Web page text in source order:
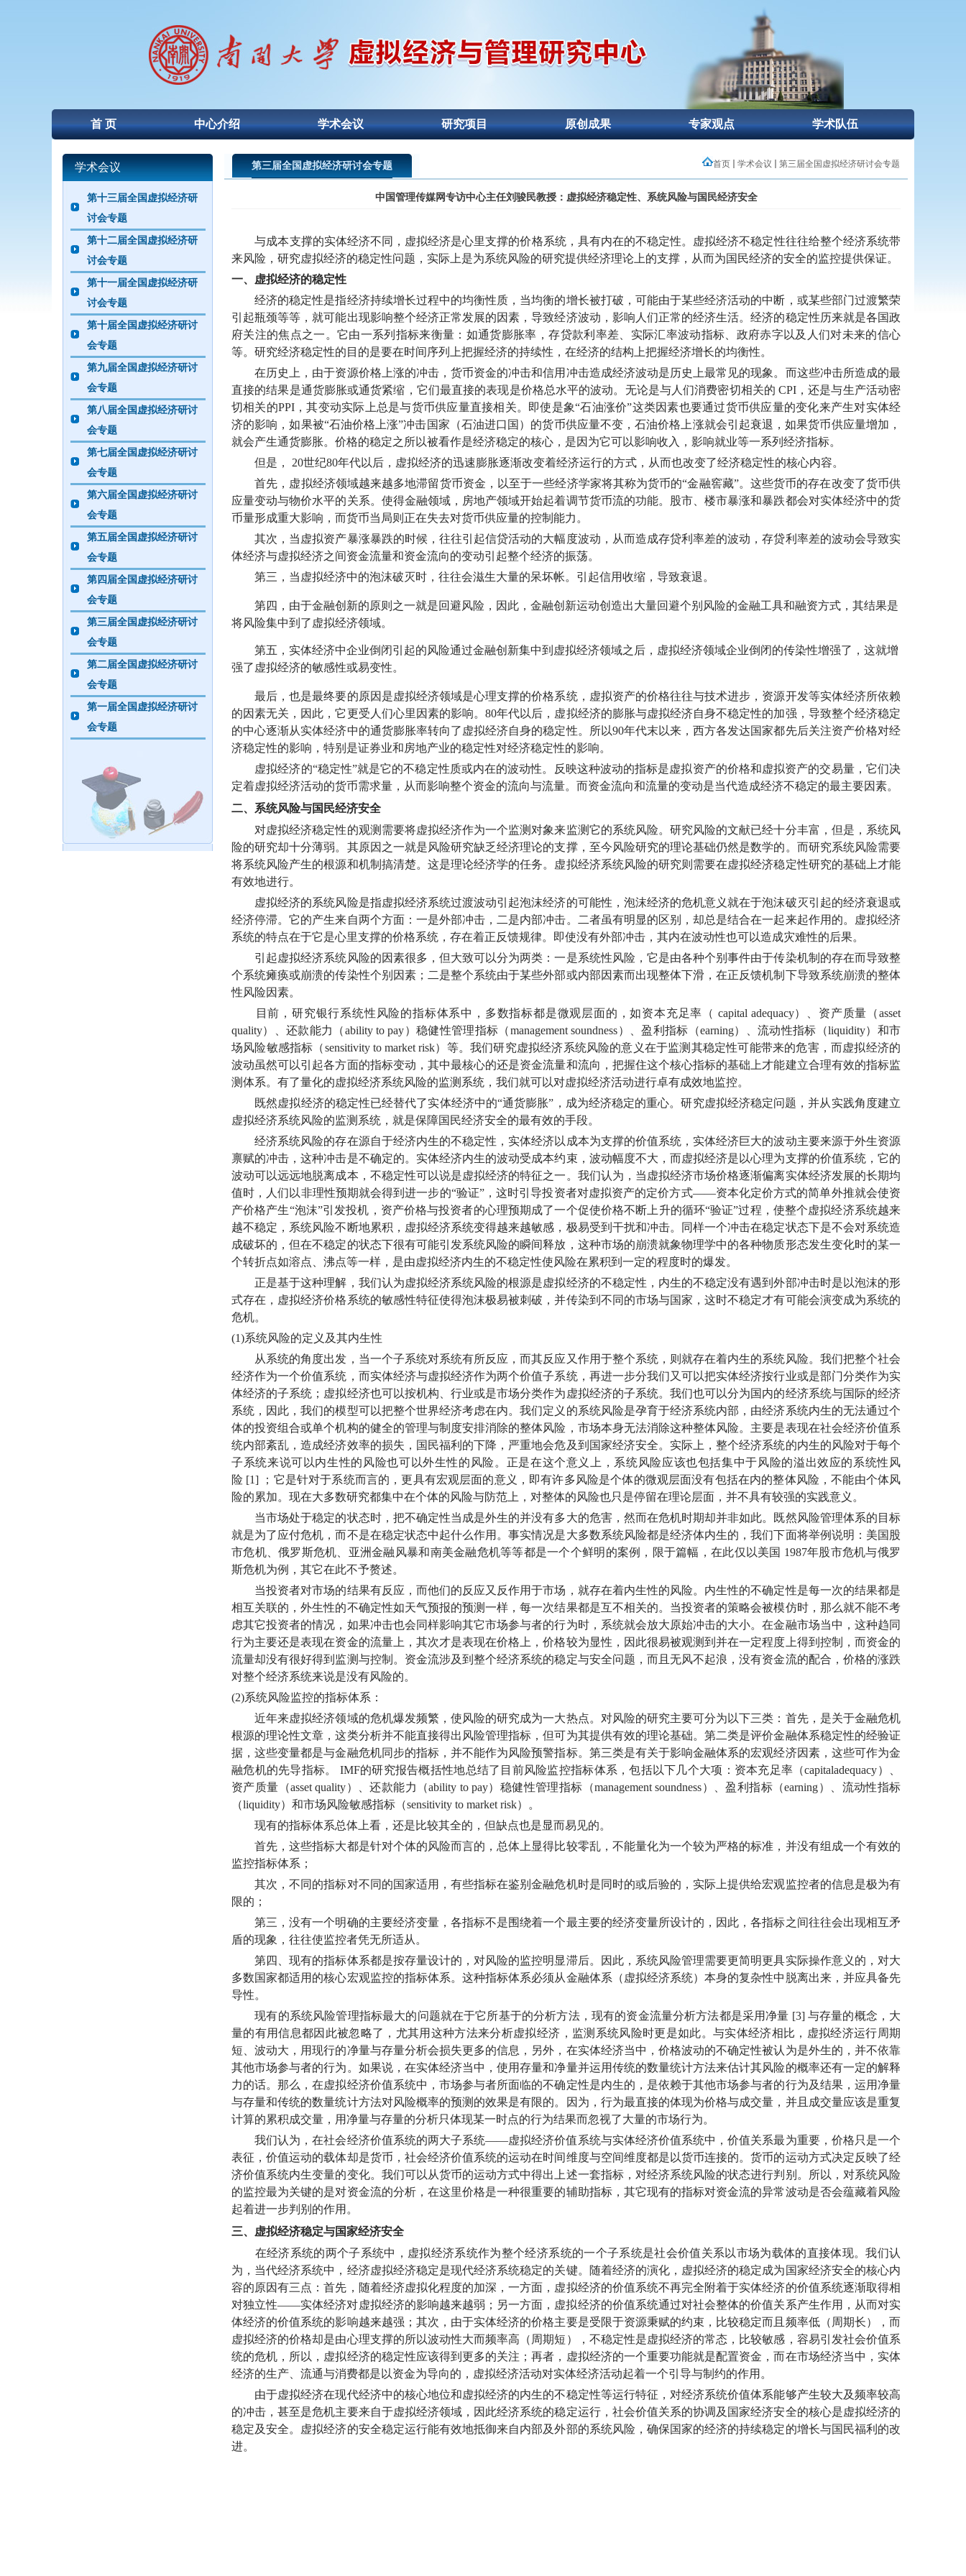
首 页 中心介绍 学术会议 研究项目 原创成果 专家观点 学术队伍
学术会议
第十三届全国虚拟经济研
讨会专题
第十二届全国虚拟经济研
讨会专题
第十一届全国虚拟经济研
讨会专题
第十届全国虚拟经济研讨
会专题
第九届全国虚拟经济研讨
会专题
第八届全国虚拟经济研讨
会专题
第七届全国虚拟经济研讨
会专题
第六届全国虚拟经济研讨
会专题
第五届全国虚拟经济研讨
会专题
第四届全国虚拟经济研讨
会专题
第三届全国虚拟经济研讨
会专题
第二届全国虚拟经济研讨
会专题
第一届全国虚拟经济研讨
会专题
第三届全国虚拟经济研讨会专题 首页 学术会议 第三届全国虚拟经济研讨会专题
中国管理传媒网专访中心主任刘骏民教授：虚拟经济稳定性、系统风险与国民经济安全
与成本支撑的实体经济不同，虚拟经济是心里支撑的价格系统，具有内在的不稳定性。虚拟经济不稳定性往往给整个经济系统带
来风险，研究虚拟经济的稳定性问题，实际上是为系统风险的研究提供经济理论上的支撑，从而为国民经济的安全的监控提供保证。
一、虚拟经济的稳定性
经济的稳定性是指经济持续增长过程中的均衡性质，当均衡的增长被打破，可能由于某些经济活动的中断，或某些部门过渡繁荣
引起瓶颈等等，就可能出现影响整个经济正常发展的因素，导致经济波动，影响人们正常的经济生活。经济的稳定性历来就是各国政
府关注的焦点之一。它由一系列指标来衡量：如通货膨胀率，存贷款利率差、实际汇率波动指标、政府赤字以及人们对未来的信心
等。研究经济稳定性的目的是要在时间序列上把握经济的持续性，在经济的结构上把握经济增长的均衡性。
在历史上，由于资源价格上涨的冲击，货币资金的冲击和信用冲击造成经济波动是历史上最常见的现象。而这些冲击所造成的最
直接的结果是通货膨胀或通货紧缩，它们最直接的表现是价格总水平的波动。无论是与人们消费密切相关的 CPI，还是与生产活动密
切相关的PPI，其变动实际上总是与货币供应量直接相关。即使是象“石油涨价”这类因素也要通过货币供应量的变化来产生对实体经
济的影响，如果被“石油价格上涨”冲击国家（石油进口国）的货币供应量不变，石油价格上涨就会引起衰退，如果货币供应量增加，
就会产生通货膨胀。价格的稳定之所以被看作是经济稳定的核心，是因为它可以影响收入，影响就业等一系列经济指标。
但是，
20世纪80年代以后，虚拟经济的迅速膨胀逐渐改变着经济运行的方式，从而也改变了经济稳定性的核心内容。
首先，虚拟经济领域越来越多地滞留货币资金，以至于一些经济学家将其称为货币的“金融窖藏”。这些货币的存在改变了货币供
应量变动与物价水平的关系。使得金融领域，房地产领域开始起着调节货币流的功能。股市、楼市暴涨和暴跌都会对实体经济中的货
币量形成重大影响，而货币当局则正在失去对货币供应量的控制能力。
其次，当虚拟资产暴涨暴跌的时候，往往引起信贷活动的大幅度波动，从而造成存贷利率差的波动，存贷利率差的波动会导致实
体经济与虚拟经济之间资金流量和资金流向的变动引起整个经济的振荡。
第三，当虚拟经济中的泡沫破灭时，往往会滋生大量的呆坏帐。引起信用收缩，导致衰退。
第四，由于金融创新的原则之一就是回避风险，因此，金融创新运动创造出大量回避个别风险的金融工具和融资方式，其结果是
将风险集中到了虚拟经济领域。
第五，实体经济中企业倒闭引起的风险通过金融创新集中到虚拟经济领域之后，虚拟经济领域企业倒闭的传染性增强了，这就增
强了虚拟经济的敏感性或易变性。
最后，也是最终要的原因是虚拟经济领域是心理支撑的价格系统，虚拟资产的价格往往与技术进步，资源开发等实体经济所依赖
的因素无关，因此，它更受人们心里因素的影响。80年代以后，虚拟经济的膨胀与虚拟经济自身不稳定性的加强，导致整个经济稳定
的中心逐渐从实体经济中的通货膨胀率转向了虚拟经济自身的稳定性。所以90年代末以来，西方各发达国家都先后关注资产价格对经
济稳定性的影响，特别是证券业和房地产业的稳定性对经济稳定性的影响。
虚拟经济的“稳定性”就是它的不稳定性质或内在的波动性。反映这种波动的指标是虚拟资产的价格和虚拟资产的交易量，它们决
定着虚拟经济活动的货币需求量，从而影响整个资金的流向与流量。而资金流向和流量的变动是当代造成经济不稳定的最主要因素。
二、系统风险与国民经济安全
对虚拟经济稳定性的观测需要将虚拟经济作为一个监测对象来监测它的系统风险。研究风险的文献已经十分丰富，但是，系统风
险的研究却十分薄弱。其原因之一就是风险研究缺乏经济理论的支撑，至今风险研究的理论基础仍然是数学的。而研究系统风险需要
将系统风险产生的根源和机制搞清楚。这是理论经济学的任务。虚拟经济系统风险的研究则需要在虚拟经济稳定性研究的基础上才能
有效地进行。
虚拟经济的系统风险是指虚拟经济系统过渡波动引起泡沫经济的可能性，泡沫经济的危机意义就在于泡沫破灭引起的经济衰退或
经济停滞。它的产生来自两个方面：一是外部冲击，二是内部冲击。二者虽有明显的区别，却总是结合在一起来起作用的。虚拟经济
系统的特点在于它是心里支撑的价格系统，存在着正反馈规律。即使没有外部冲击，其内在波动性也可以造成灾难性的后果。
引起虚拟经济系统风险的因素很多，但大致可以分为两类：一是系统性风险，它是由各种个别事件由于传染机制的存在而导致整
个系统瘫痪或崩溃的传染性个别因素；二是整个系统由于某些外部或内部因素而出现整体下滑，在正反馈机制下导致系统崩溃的整体
性风险因素。
目前，研究银行系统性风险的指标体系中，多数指标都是微观层面的，如资本充足率（ capital adequacy）、资产质量（asset
quality）、还款能力（ability to pay）稳健性管理指标（management soundness）、盈利指标（earning）、流动性指标（liquidity）和市
场风险敏感指标（sensitivity to market risk）等。我们研究虚拟经济系统风险的意义在于监测其稳定性可能带来的危害，而虚拟经济的
波动虽然可以引起各方面的指标变动，其中最核心的还是资金流量和流向，把握住这个核心指标的基础上才能建立合理有效的指标监
测体系。有了量化的虚拟经济系统风险的监测系统，我们就可以对虚拟经济活动进行卓有成效地监控。
既然虚拟经济的稳定性已经替代了实体经济中的“通货膨胀”，成为经济稳定的重心。研究虚拟经济稳定问题，并从实践角度建立
虚拟经济系统风险的监测系统，就是保障国民经济安全的最有效的手段。
经济系统风险的存在源自于经济内生的不稳定性，实体经济以成本为支撑的价值系统，实体经济巨大的波动主要来源于外生资源
禀赋的冲击，这种冲击是不确定的。实体经济内生的波动受成本约束，波动幅度不大，而虚拟经济是以心理为支撑的价值系统，它的
波动可以远远地脱离成本，不稳定性可以说是虚拟经济的特征之一。我们认为，当虚拟经济市场价格逐渐偏离实体经济发展的长期均
值时，人们以非理性预期就会得到进一步的“验证”，这时引导投资者对虚拟资产的定价方式——资本化定价方式的简单外推就会使资
产价格产生“泡沫”引发投机，资产价格与投资者的心理预期成了一个促使价格不断上升的循环“验证”过程，使整个虚拟经济系统越来
越不稳定，系统风险不断地累积，虚拟经济系统变得越来越敏感，极易受到干扰和冲击。同样一个冲击在稳定状态下是不会对系统造
成破坏的，但在不稳定的状态下很有可能引发系统风险的瞬间释放，这种市场的崩溃就象物理学中的各种物质形态发生变化时的某一
个转折点如溶点、沸点等一样，是由虚拟经济内生的不稳定性使风险在累积到一定的程度时的爆发。
正是基于这种理解，我们认为虚拟经济系统风险的根源是虚拟经济的不稳定性，内生的不稳定没有遇到外部冲击时是以泡沫的形
式存在，虚拟经济价格系统的敏感性特征使得泡沫极易被刺破，并传染到不同的市场与国家，这时不稳定才有可能会演变成为系统的
危机。
(1)系统风险的定义及其内生性
从系统的角度出发，当一个子系统对系统有所反应，而其反应又作用于整个系统，则就存在着内生的系统风险。我们把整个社会
经济作为一个价值系统，而实体经济与虚拟经济作为两个价值子系统，再进一步分我们又可以把实体经济按行业或是部门分类作为实
体经济的子系统；虚拟经济也可以按机构、行业或是市场分类作为虚拟经济的子系统。我们也可以分为国内的经济系统与国际的经济
系统，因此，我们的模型可以把整个世界经济考虑在内。我们定义的系统风险是孕育于经济系统内部，由经济系统内生的无法通过个
体的投资组合或单个机构的健全的管理与制度安排消除的整体风险，市场本身无法消除这种整体风险。主要是表现在社会经济价值系
统内部紊乱，造成经济效率的损失，国民福利的下降，严重地会危及到国家经济安全。实际上，整个经济系统的内生的风险对于每个
子系统来说可以内生性的风险也可以外生性的风险。正是在这个意义上，系统风险应该也包括集中于风险的溢出效应的系统性风
险 [1] ；它是针对于系统而言的，更具有宏观层面的意义，即有许多风险是个体的微观层面没有包括在内的整体风险，不能由个体风
险的累加。现在大多数研究都集中在个体的风险与防范上，对整体的风险也只是停留在理论层面，并不具有较强的实践意义。
当市场处于稳定的状态时，把不确定性当成是外生的并没有多大的危害，然而在危机时期却并非如此。既然风险管理体系的目标
就是为了应付危机，而不是在稳定状态中起什么作用。事实情况是大多数系统风险都是经济体内生的，我们下面将举例说明：美国股
市危机、俄罗斯危机、亚洲金融风暴和南美金融危机等等都是一个个鲜明的案例，限于篇幅，在此仅以美国 1987年股市危机与俄罗
斯危机为例，其它在此不予赘述。
当投资者对市场的结果有反应，而他们的反应又反作用于市场，就存在着内生性的风险。内生性的不确定性是每一次的结果都是
相互关联的，外生性的不确定性如天气预报的预测一样，每一次结果都是互不相关的。当投资者的策略会被模仿时，那么就不能不考
虑其它投资者的情况，如果冲击也会同样影响其它市场参与者的行为时，系统就会放大原始冲击的大小。在金融市场当中，这种趋同
行为主要还是表现在资金的流量上，其次才是表现在价格上，价格较为显性，因此很易被观测到并在一定程度上得到控制，而资金的
流量却没有很好得到监测与控制。资金流涉及到整个经济系统的稳定与安全问题，而且无风不起浪，没有资金流的配合，价格的涨跌
对整个经济系统来说是没有风险的。
(2)系统风险监控的指标体系：
近年来虚拟经济领域的危机爆发频繁，使风险的研究成为一大热点。对风险的研究主要可分为以下三类：首先，是关于金融危机
根源的理论性文章，这类分析并不能直接得出风险管理指标，但可为其提供有效的理论基础。第二类是评价金融体系稳定性的经验证
据，这些变量都是与金融危机同步的指标，并不能作为风险预警指标。第三类是有关于影响金融体系的宏观经济因素，这些可作为金
融危机的先导指标。
IMF的研究报告概括性地总结了目前风险监控指标体系，包括以下几个大项：资本充足率（capitaladequacy）、
资产质量（asset quality）、还款能力（ability to pay）稳健性管理指标（management soundness）、盈利指标（earning）、流动性指标
（liquidity）和市场风险敏感指标（sensitivity to market risk）。
现有的指标体系总体上看，还是比较其全的，但缺点也是显而易见的。
首先，这些指标大都是针对个体的风险而言的，总体上显得比较零乱，不能量化为一个较为严格的标准，并没有组成一个有效的
监控指标体系；
其次，不同的指标对不同的国家适用，有些指标在鉴别金融危机时是同时的或后验的，实际上提供给宏观监控者的信息是极为有
限的；
第三，没有一个明确的主要经济变量，各指标不是围绕着一个最主要的经济变量所设计的，因此，各指标之间往往会出现相互矛
盾的现象，往往使监控者凭无所适从。
第四、现有的指标体系都是按存量设计的，对风险的监控明显滞后。因此，系统风险管理需要更简明更具实际操作意义的，对大
多数国家都适用的核心宏观监控的指标体系。这种指标体系必须从金融体系（虚拟经济系统）本身的复杂性中脱离出来，并应具备先
导性。
现有的系统风险管理指标最大的问题就在于它所基于的分析方法，现有的资金流量分析方法都是采用净量 [3] 与存量的概念，大
量的有用信息都因此被忽略了，尤其用这种方法来分析虚拟经济，监测系统风险时更是如此。与实体经济相比，虚拟经济运行周期
短、波动大，用现行的净量与存量分析会损失更多的信息，另外，在实体经济当中，价格波动的不确定性被认为是外生的，并不依靠
其他市场参与者的行为。如果说，在实体经济当中，使用存量和净量并运用传统的数量统计方法来估计其风险的概率还有一定的解释
力的话。那么，在虚拟经济价值系统中，市场参与者所面临的不确定性是内生的，是依赖于其他市场参与者的行为及结果，运用净量
与存量和传统的数量统计方法对风险概率的预测的效果是有限的。因为，行为最直接的体现为价格与成交量，并且成交量应该是重复
计算的累积成交量，用净量与存量的分析只体现某一时点的行为结果而忽视了大量的市场行为。
我们认为，在社会经济价值系统的两大子系统——虚拟经济价值系统与实体经济价值系统中，价值关系最为重要，价格只是一个
表征，价值运动的载体却是货币，社会经济价值系统的运动在时间维度与空间维度都是以货币连接的。货币的运动方式决定反映了经
济价值系统内生变量的变化。我们可以从货币的运动方式中得出上述一套指标，对经济系统风险的状态进行判别。所以，对系统风险
的监控最为关键的是对资金流的分析，在这里价格是一种很重要的辅助指标，其它现有的指标对资金流的异常波动是否会蕴藏着风险
起着进一步判别的作用。
三、虚拟经济稳定与国家经济安全
在经济系统的两个子系统中，虚拟经济系统作为整个经济系统的一个子系统是社会价值关系以市场为载体的直接体现。我们认
为，当代经济系统中，经济虚拟经济稳定是现代经济系统稳定的关键。随着经济的演化，虚拟经济的稳定成为国家经济安全的核心内
容的原因有三点：首先，随着经济虚拟化程度的加深，一方面，虚拟经济的价值系统不再完全附着于实体经济的价值系统逐渐取得相
对独立性——实体经济对虚拟经济的影响越来越弱；另一方面，虚拟经济的价值系统通过对社会整体的价值关系产生作用，从而对实
体经济的价值系统的影响越来越强；其次，由于实体经济的价格主要是受限于资源秉赋的约束，比较稳定而且频率低（周期长），而
虚拟经济的价格却是由心理支撑的所以波动性大而频率高（周期短），不稳定性是虚拟经济的常态，比较敏感，容易引发社会价值系
统的危机，所以，虚拟经济的稳定性应该得到更多的关注；再者，虚拟经济的一个重要功能就是配置资金，而在市场经济当中，实体
经济的生产、流通与消费都是以资金为导向的，虚拟经济活动对实体经济活动起着一个引导与制约的作用。
由于虚拟经济在现代经济中的核心地位和虚拟经济的内生的不稳定性等运行特征，对经济系统价值体系能够产生较大及频率较高
的冲击，甚至是危机主要来自于虚拟经济领域，因此经济系统的稳定运行，社会价值关系的协调及国家经济安全的核心是虚拟经济的
稳定及安全。虚拟经济的安全稳定运行能有效地抵御来自内部及外部的系统风险，确保国家的经济的持续稳定的增长与国民福利的改
进。